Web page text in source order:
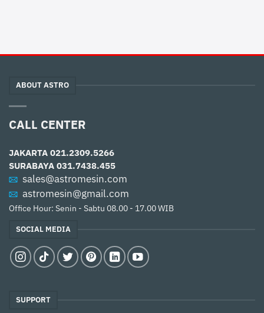
ABOUT ASTRO
CALL CENTER
JAKARTA 021.2309.5266
SURABAYA 031.7438.455
sales@astromesin.com
astromesin@gmail.com
Office Hour: Senin - Sabtu 08.00 - 17.00 WIB
SOCIAL MEDIA
SUPPORT